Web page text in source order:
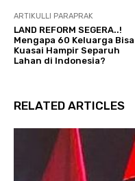
ARTIKULLI PARAPRAK
LAND REFORM SEGERA..!
Mengapa 60 Keluarga Bisa
Kuasai Hampir Separuh
Lahan di Indonesia?
RELATED ARTICLES